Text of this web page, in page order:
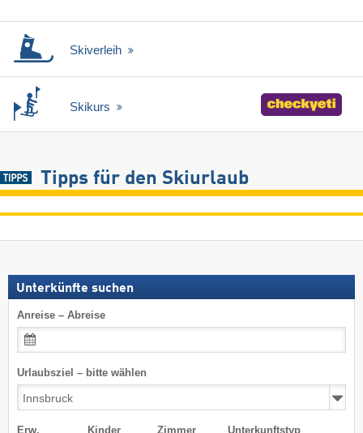
Skiverleih
Skikurs
Tipps für den Skiurlaub
Unterkünfte suchen
Anreise – Abreise
Urlaubsziel – bitte wählen
Erw. Kinder Zimmer Unterkunftstyp